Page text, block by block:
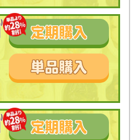
定期購入
単品購入
定期購入